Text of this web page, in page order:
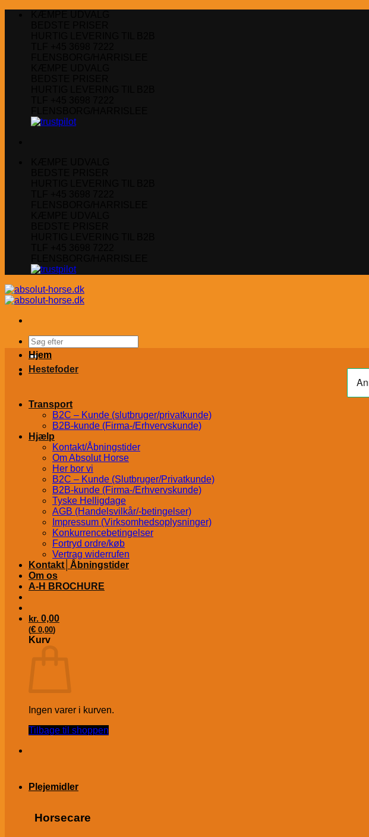
Søg
efter:
Transport
B2C – Kunde (slutbruger/privatkunde)
B2B-kunde (Firma-/Erhvervskunde)
Hjælp
Kontakt/Åbningstider
Om Absolut Horse
Her bor vi
B2C – Kunde (Slutbruger/Privatkunde)
B2B-kunde (Firma-/Erhvervskunde)
Tyske Helligdage
AGB (Handelsvilkår/-betingelser)
Impressum (Virksomhedsoplysninger)
Konkurrencebetingelser
Fortryd ordre/køb
Vertrag widerrufen
Kontakt│Åbningstider
Om os
A-H BROCHURE
kr. 0,00
(€ 0,00)
Kurv
Ingen varer i kurven.
Tilbage til shoppen
Hjem
Hestefoder
Plejemidler
Horsecare